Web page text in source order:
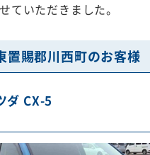
ていただきました。
置賜郡川西町のお客様
ダ CX-5